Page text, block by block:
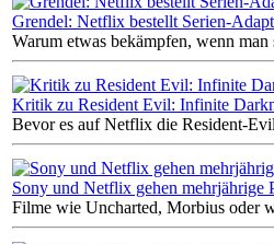
Grendel: Netflix bestellt Serien-
Warum etwas bekämpfen, wenn
Kritik zu Resident Evil: Infinite
Bevor es auf Netflix die Resident-
Sony und Netflix gehen mehrjährige
Filme wie Uncharted, Morbius oder